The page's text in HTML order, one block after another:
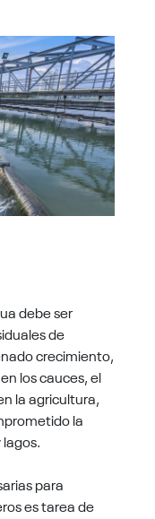
debe ser
de
crecimiento,
los cauces, el
la agricultura,
la
para
es tarea de